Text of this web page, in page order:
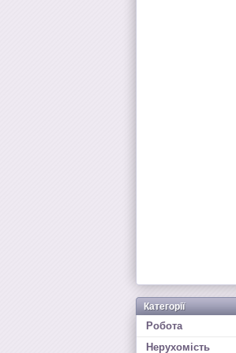
Категорії
Робота
Нерухомість